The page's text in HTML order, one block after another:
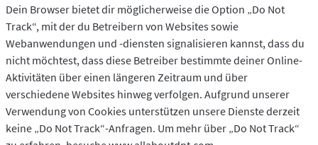
Dein Browser bietet dir möglicherweise die Option „Do Not
Track“, mit der du Betreibern von Websites sowie
Webanwendungen und -diensten signalisieren kannst, dass du
nicht möchtest, dass diese Betreiber bestimmte deiner Online-
Aktivitäten über einen längeren Zeitraum und über
verschiedene Websites hinweg verfolgen. Aufgrund unserer
Verwendung von Cookies unterstützen unsere Dienste derzeit
keine „Do Not Track“-Anfragen. Um mehr über „Do Not Track“